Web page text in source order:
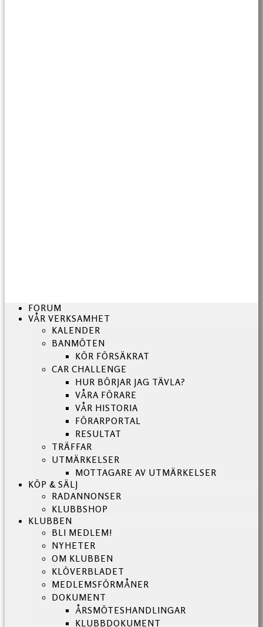
FORUM
VÅR VERKSAMHET
KALENDER
BANMÖTEN
KÖR FÖRSÄKRAT
CAR CHALLENGE
HUR BÖRJAR JAG TÄVLA?
VÅRA FÖRARE
VÅR HISTORIA
FÖRARPORTAL
RESULTAT
TRÄFFAR
UTMÄRKELSER
MOTTAGARE AV UTMÄRKELSER
KÖP & SÄLJ
RADANNONSER
KLUBBSHOP
KLUBBEN
BLI MEDLEM!
NYHETER
OM KLUBBEN
KLÖVERBLADET
MEDLEMSFÖRMÅNER
DOKUMENT
ÅRSMÖTESHANDLINGAR
KLUBBDOKUMENT